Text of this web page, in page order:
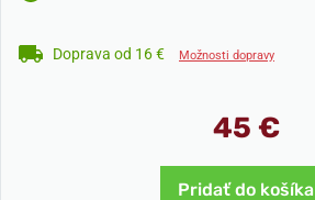
Doprava od 16 € Možnosti dopravy
45 €
Pridať do košíka